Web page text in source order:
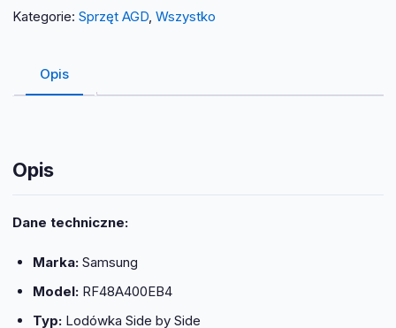
Kategorie: Sprzęt AGD Wszystko
Opis
Opis
Dane techniczne:
Marka:Samsung
Model:RF48A400EB4
Typ:Lodówka Side by Side